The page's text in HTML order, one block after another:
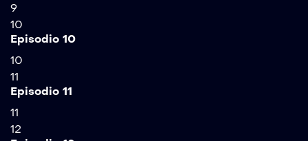
9
10
Episodio 10
10
11
Episodio 11
11
12